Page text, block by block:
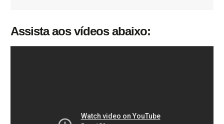
Assista aos vídeos abaixo: